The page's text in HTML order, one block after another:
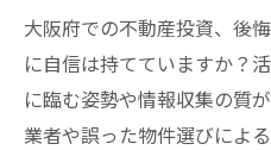
大阪府での不動産投資、後
に自信は持てていますか？
に臨む姿勢や情報収集の質
業者や誤った物件選びによ